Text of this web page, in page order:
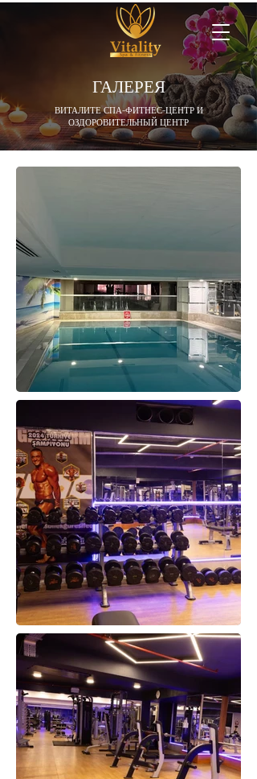
ГАЛЕРЕЯ
ВИТАЛИТЕ СПА-ФИТНЕС-ЦЕНТР И
ОЗДОРОВИТЕЛЬНЫЙ ЦЕНТР